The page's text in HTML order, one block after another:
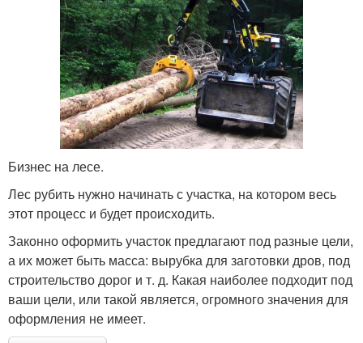
Бизнес на лесе.
Лес рубить нужно начинать с участка, на котором весь
этот процесс и будет происходить.
Законно оформить участок предлагают под разные цели,
а их может быть масса: вырубка для заготовки дров, под
строительство дорог и т. д. Какая наиболее подходит под
ваши цели, или такой является, огромного значения для
оформления не имеет.